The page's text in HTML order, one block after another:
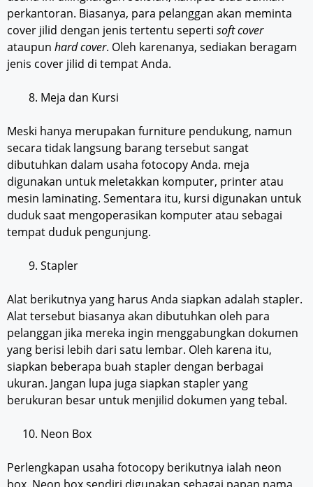
perkantoran. Biasanya, para pelanggan akan meminta
cover jilid dengan jenis tertentu seperti soft cover
ataupun hard cover. Oleh karenanya, sediakan beragam
jenis cover jilid di tempat Anda.
Meja dan Kursi
Meski hanya merupakan furniture pendukung, namun
secara tidak langsung barang tersebut sangat
dibutuhkan dalam usaha fotocopy Anda. meja
digunakan untuk meletakkan komputer, printer atau
mesin laminating. Sementara itu, kursi digunakan untuk
duduk saat mengoperasikan komputer atau sebagai
tempat duduk pengunjung.
Stapler
Alat berikutnya yang harus Anda siapkan adalah stapler.
Alat tersebut biasanya akan dibutuhkan oleh para
pelanggan jika mereka ingin menggabungkan dokumen
yang berisi lebih dari satu lembar. Oleh karena itu,
siapkan beberapa buah stapler dengan berbagai
ukuran. Jangan lupa juga siapkan stapler yang
berukuran besar untuk menjilid dokumen yang tebal.
Neon Box
Perlengkapan usaha fotocopy berikutnya ialah neon